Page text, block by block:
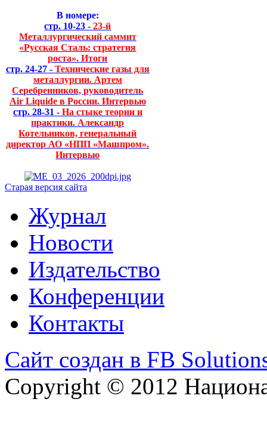
В номере:
стр. 10-23 - 23-й
Металлургический саммит
«Русская Сталь: стратегия
роста». Итоги
стр. 24-27 - Технические газы для
металлургии. Артем
Серебренников, руководитель
Air Liquide в России. Интервью
стр. 28-31 - На стыке теории и
практики. Александр
Котельников, генеральный
директор АО «НПП «Машпром».
Интервью
Старая версия сайта
Журнал
Новости
Издательство
Конференции
Контакты
Сайт создан в FB
Copyright © 2012